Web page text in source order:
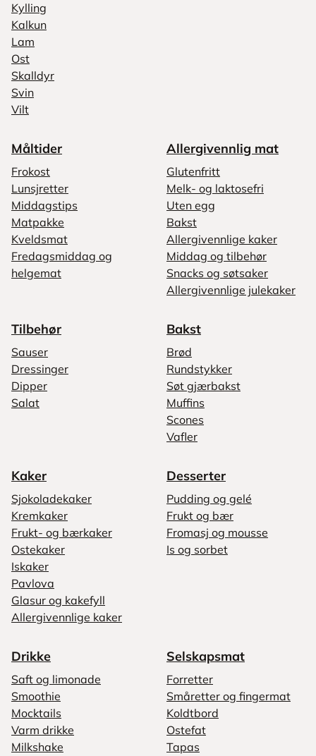
Kylling
Kalkun
Lam
Ost
Skalldyr
Svin
Vilt
Måltider
Frokost
Lunsjretter
Middagstips
Matpakke
Kveldsmat
Fredagsmiddag og
helgemat
Allergivennlig mat
Glutenfritt
Melk- og laktosefri
Uten egg
Bakst
Allergivennlige kaker
Middag og tilbehør
Snacks og søtsaker
Allergivennlige julekaker
Tilbehør
Sauser
Dressinger
Dipper
Salat
Bakst
Brød
Rundstykker
Søt gjærbakst
Muffins
Scones
Vafler
Kaker
Sjokoladekaker
Kremkaker
Frukt- og bærkaker
Ostekaker
Iskaker
Pavlova
Glasur og kakefyll
Allergivennlige kaker
Desserter
Pudding og gelé
Frukt og bær
Fromasj og mousse
Is og sorbet
Drikke
Saft og limonade
Smoothie
Mocktails
Varm drikke
Milkshake
Selskapsmat
Forretter
Småretter og fingermat
Koldtbord
Ostefat
Tapas